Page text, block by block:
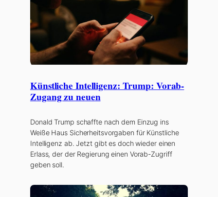
Künstliche Intelligenz: Trump: Vorab-
Zugang zu neuen
Donald Trump schaffte nach dem Einzug ins
Weiße Haus Sicherheitsvorgaben für Künstliche
Intelligenz ab. Jetzt gibt es doch wieder einen
Erlass, der der Regierung einen Vorab-Zugriff
geben soll.